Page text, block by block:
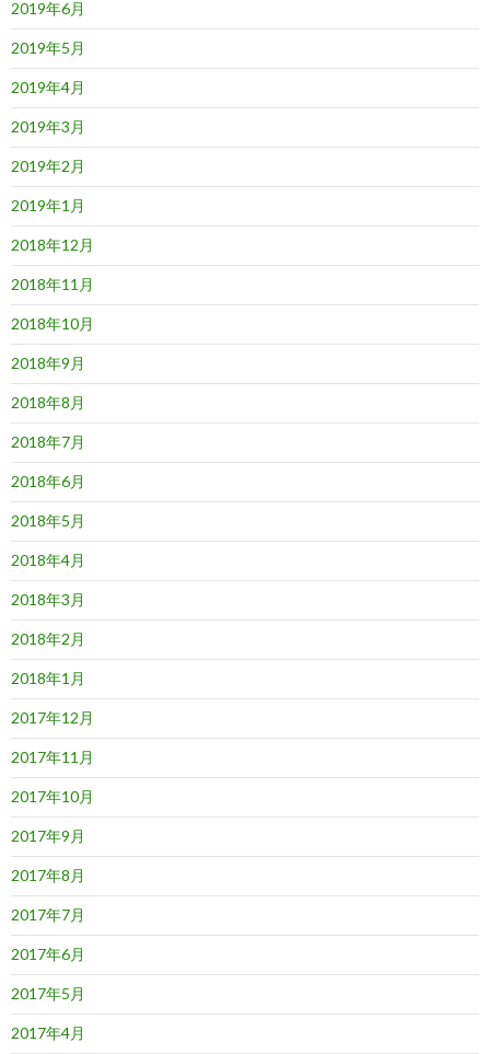
2019年6月
2019年5月
2019年4月
2019年3月
2019年2月
2019年1月
2018年12月
2018年11月
2018年10月
2018年9月
2018年8月
2018年7月
2018年6月
2018年5月
2018年4月
2018年3月
2018年2月
2018年1月
2017年12月
2017年11月
2017年10月
2017年9月
2017年8月
2017年7月
2017年6月
2017年5月
2017年4月